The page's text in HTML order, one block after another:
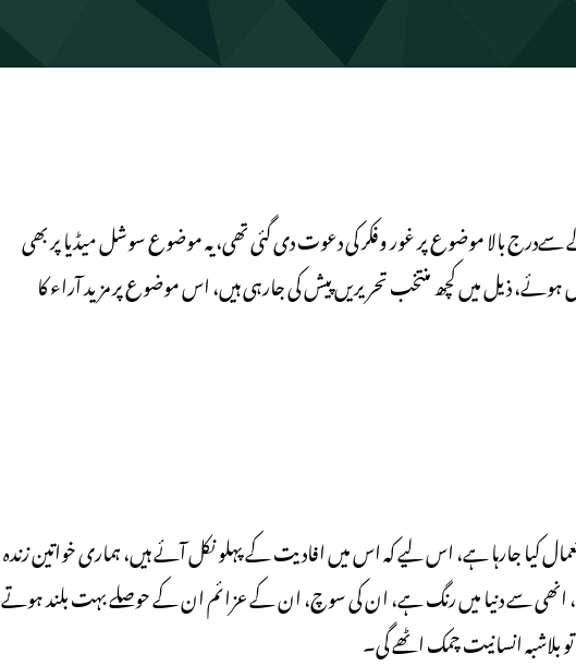
بالا موضوع پر غور وفکر کی دعوت دی گئی تھی، یہ موضوع سوشل میڈیا پر بھی
ذیل میں کچھ منتخب تحریریں پیش کی جارہی ہیں، اس موضوع پر مزید آراء کا
کیا جارہا ہے، اس لیے کہ اس میں افادیت کے پہلو نکل آئے ہیں، ہماری خواتین زندہ
ہیں، انھی سے دنیا میں رنگ ہے، ان کی سوچ، ان کے عزائم ان کے حوصلے بہت بلند ہوتے
بلاشبہ انسانیت چمک اٹھے گی۔